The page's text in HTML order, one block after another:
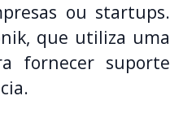
ou startups.
que utiliza uma
fornecer suporte